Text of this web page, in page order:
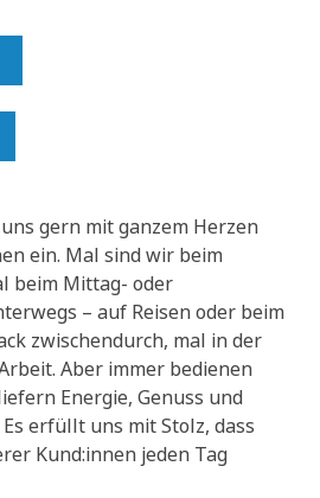
gern mit ganzem Herzen
ein. Mal sind wir beim
beim Mittag- oder
– auf Reisen oder beim
zwischendurch, mal in der
Aber immer bedienen
Energie, Genuss und
erfüllt uns mit Stolz, dass
Kund:innen jeden Tag